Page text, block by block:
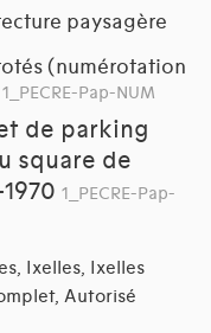
paysagère
(numérotation
1_PECRE-Pap-NUM
de parking
square de
1_PECRE-Pap-
Ixelles, Ixelles
Autorisé